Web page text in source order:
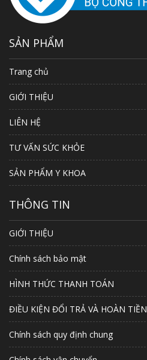
SẢN PHẨM
Trang chủ
GIỚI THIỆU
LIÊN HỆ
TƯ VẤN SỨC KHỎE
SẢN PHẨM Y KHOA
THÔNG TIN
GIỚI THIỆU
Chính sách bảo mật
HÌNH THỨC THANH TOÁN
ĐIỀU KIỆN ĐỔI TRẢ VÀ HOÀN TIỀN
Chính sách quy định chung